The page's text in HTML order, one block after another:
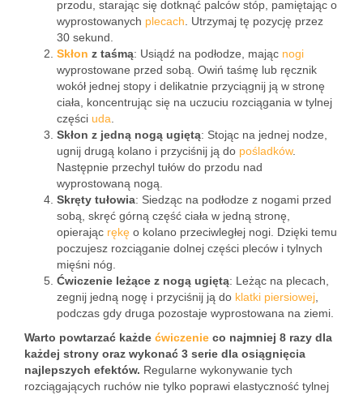
przodu, starając się dotknąć palców stóp, pamiętając o
wyprostowanych plecach . Utrzymaj tę pozycję przez
30 sekund.
Skłon z taśmą: Usiądź na podłodze, mając nogi
wyprostowane przed sobą. Owiń taśmę lub ręcznik
wokół jednej stopy i delikatnie przyciągnij ją w stronę
ciała, koncentrując się na uczuciu rozciągania w tylnej
części uda
Skłon z jedną nogą ugiętą: Stojąc na jednej nodze,
ugnij drugą kolano i przyciśnij ją do pośladków.
Następnie przechyl tułów do przodu nad
wyprostowaną nogą.
Skręty tułowia: Siedząc na podłodze z nogami przed
sobą, skręć górną część ciała w jedną stronę,
opierając rękę o kolano przeciwległej nogi. Dzięki temu
poczujesz rozciąganie dolnej części pleców i tylnych
mięśni nóg.
Ćwiczenie leżące z nogą ugiętą: Leżąc na plecach,
zegnij jedną nogę i przyciśnij ją do klatki piersiowej
podczas gdy druga pozostaje wyprostowana na ziemi.
Warto powtarzać każde ćwiczenie co najmniej 8 razy dla
każdej strony oraz wykonać 3 serie dla osiągnięcia
najlepszych efektów. Regularne wykonywanie tych
rozciągających ruchów nie tylko poprawi elastyczność tylnej